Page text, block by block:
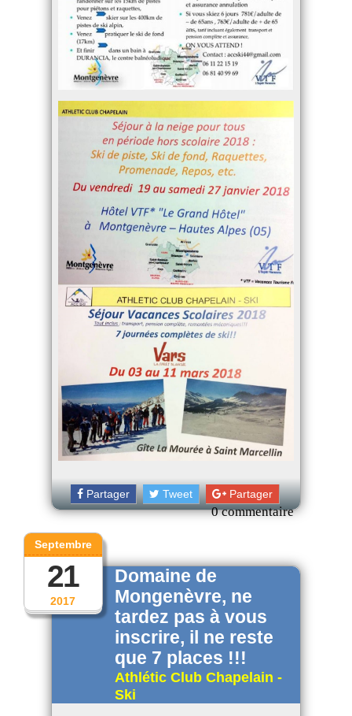
Partager Tweet Partager
0 commentaire
2017
Septembre
21
Domaine de
Mongenèvre, ne
tardez pas à vous
inscrire, il ne reste
que 7 places !!!
Athlétic Club Chapelain -
Ski